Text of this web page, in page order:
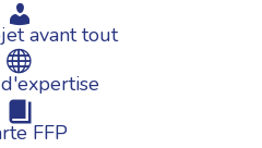
avant tout
FFP